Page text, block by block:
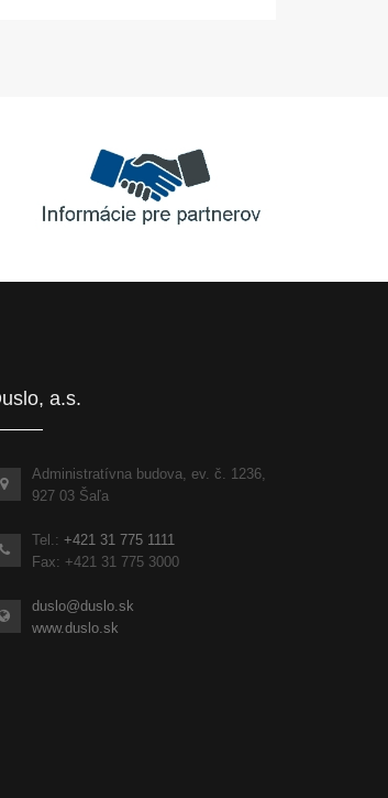
a.s.
Administratívna budova, ev. č. 1236,
927 03 Šaľa
Tel.: +421 31 775 1111
Fax: +421 31 775 3000
duslo@duslo.sk
www.duslo.sk